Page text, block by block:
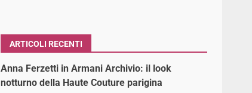
ARTICOLI RECENTI
Anna Ferzetti in Armani Archivio: il look
notturno della Haute Couture parigina